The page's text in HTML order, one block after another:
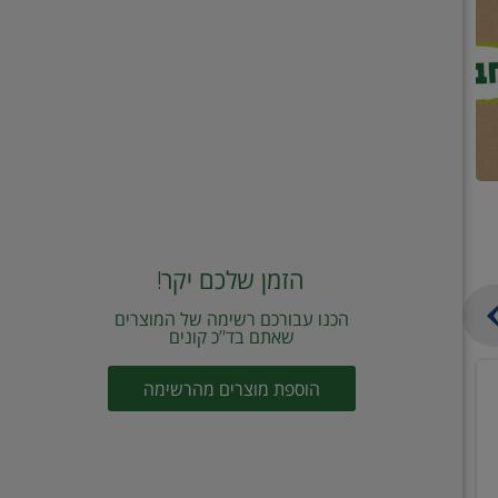
הזמן שלכם יקר!
הכנו עבורכם רשימה של המוצרים
שאתם בד"כ קונים
הוספת מוצרים מהרשימה